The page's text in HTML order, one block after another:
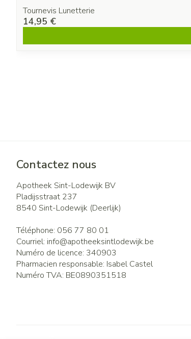
Tournevis Lunetterie
14,95 €
Contactez nous
Apotheek Sint-Lodewijk BV
Pladijsstraat 237
8540 Sint-Lodewijk (Deerlijk)
Téléphone: 056 77 80 01
Courriel: info@apotheeksintlodewijk.be
Numéro de licence: 340903
Pharmacien responsable: Isabel Castel
Numéro TVA: BE0890351518